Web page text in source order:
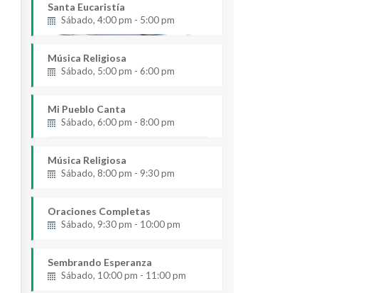
Santa Eucaristía
Sábado, 4:00 pm - 5:00 pm
Música Religiosa
Sábado, 5:00 pm - 6:00 pm
Mi Pueblo Canta
Sábado, 6:00 pm - 8:00 pm
Música Religiosa
Sábado, 8:00 pm - 9:30 pm
Oraciones Completas
Sábado, 9:30 pm - 10:00 pm
Sembrando Esperanza
Sábado, 10:00 pm - 11:00 pm